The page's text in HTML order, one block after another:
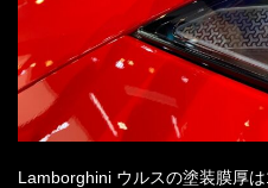
Lamborghini ウルスの塗装膜厚は